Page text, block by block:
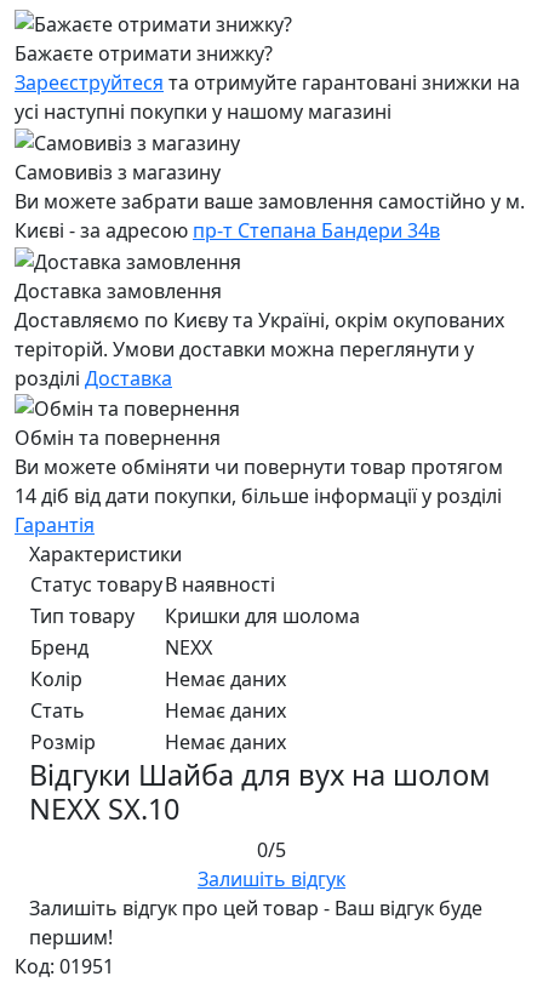
Бажаєте отримати знижку?
Зареєструйтеся та отримуйте гарантовані знижки на
усі наступні покупки у нашому магазині
Самовивіз з магазину
Ви можете забрати ваше замовлення самостійно у м.
Києві - за адресою пр-т Степана Бандери 34в
Доставка замовлення
Доставляємо по Києву та Україні, окрім окупованих
теріторій. Умови доставки можна переглянути у
розділі Доставка
Обмін та повернення
Ви можете обміняти чи повернути товар протягом
14 діб від дати покупки, більше інформації у розділі
Гарантія
Характеристики
Статус товаруВ наявності
Тип товару
Кришки для шолома
Бренд
NEXX
Колір
Немає даних
Стать
Немає даних
Розмір
Немає даних
Відгуки Шайба для вух на шолом
NEXX SX.10
0/5
Залишіть відгук
Залишіть відгук про цей товар - Ваш відгук буде
першим!
Код: 01951